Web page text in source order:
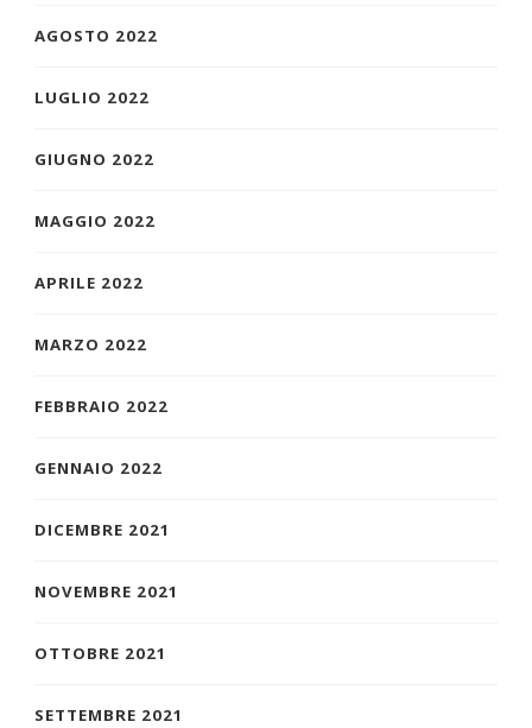
AGOSTO 2022
LUGLIO 2022
GIUGNO 2022
MAGGIO 2022
APRILE 2022
MARZO 2022
FEBBRAIO 2022
GENNAIO 2022
DICEMBRE 2021
NOVEMBRE 2021
OTTOBRE 2021
SETTEMBRE 2021